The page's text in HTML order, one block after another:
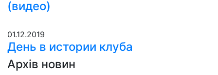
(видео)
01.12.2019
День в истории клуба
Архів новин